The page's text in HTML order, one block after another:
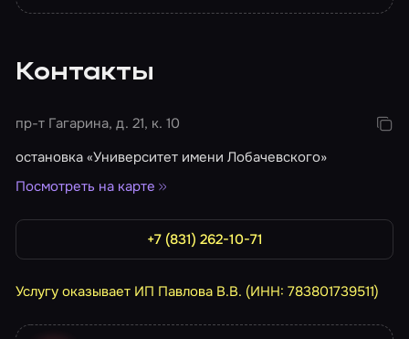
Контакты
пр-т Гагарина, д. 21, к. 10
остановка «Университет имени Лобачевского»
Посмотреть на карте
+7 (831) 262-10-71
Услугу оказывает ИП Павлова В.В. (ИНН: 783801739511)